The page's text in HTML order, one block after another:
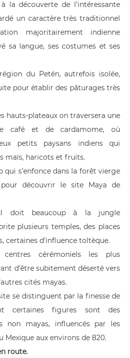
la découverte de l’intéressante
un caractère très traditionnel
majoritairement indienne
sa langue, ses costumes et ses
du Petén, autrefois isolée,
pour établir des pâturages très
hauts-plateaux on traversera une
café et de cardamome, où
petits paysans indiens qui
maïs, haricots et fruits.
qui s’enfonce dans la forêt vierge
découvrir le site Maya de
doit beaucoup à la jungle
plusieurs temples, des places
certaines d’influence toltèque.
cérémoniels les plus
d’être subitement déserté vers
cités mayas.
se distinguent par la finesse de
certaines figures sont des
non mayas, influencés par les
Mexique aux environs de 820.
route.